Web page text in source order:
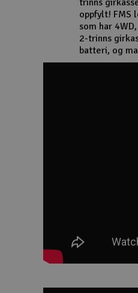
Smarthjem,
Solenergi
Sparkesykler
trinns
oppfylt! FMS
som har
2-trinns
batteri, og